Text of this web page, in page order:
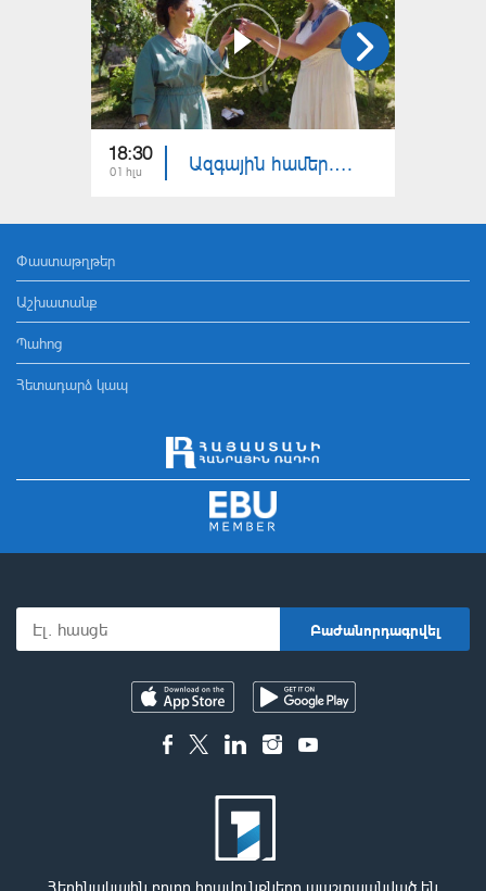
18:30
01 հլս Ազգային համեր. Հրեաներ
Փաստաթղթեր
Աշխատանք
Պահոց
Հետադարձ կապ
Հեղինակային բոլոր իրավունքները պաշտպանված են